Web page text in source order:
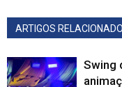
ARTIGOS
Swing